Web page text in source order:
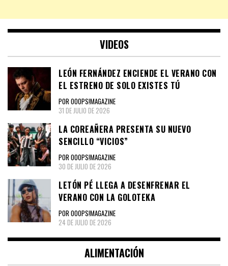
VIDEOS
LEÓN FERNÁNDEZ ENCIENDE EL VERANO CON
EL ESTRENO DE SOLO EXISTES TÚ
POR OOOPS!MAGAZINE
31 DE JULIO DE 2026
LA COREAÑERA PRESENTA SU NUEVO
SENCILLO “VICIOS”
POR OOOPS!MAGAZINE
30 DE JULIO DE 2026
LETÓN PÉ LLEGA A DESENFRENAR EL
VERANO CON LA GOLOTEKA
POR OOOPS!MAGAZINE
24 DE JULIO DE 2026
ALIMENTACIÓN